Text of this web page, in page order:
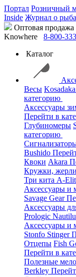
Портал Розничный
Inside Журнал о
Оптовая
Knowhere
8-800-
Каталог
Весы Kosadaka
категорию
Аксессуары
Перейти в
Глубиномеры
категорию
Bushido
Квоки Akara
Кружки,
Три кита A-
Аксессуары и
Savage Gear
Аксессуары
Prologic
Аксессуары и
Stonfo Stinger
Отцепы Fish
Перейти в
Полезные
Berkley